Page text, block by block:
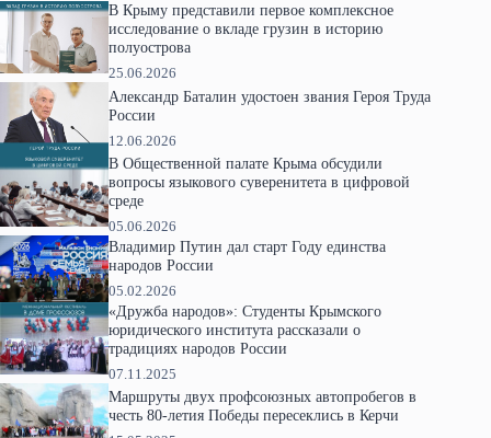
В Крыму представили первое комплексное
исследование о вкладе грузин в историю
полуострова
25.06.2026
Александр Баталин удостоен звания Героя Труда
России
12.06.2026
В Общественной палате Крыма обсудили
вопросы языкового суверенитета в цифровой
среде
05.06.2026
Владимир Путин дал старт Году единства
народов России
05.02.2026
«Дружба народов»: Студенты Крымского
юридического института рассказали о
традициях народов России
07.11.2025
Маршруты двух профсоюзных автопробегов в
честь 80-летия Победы пересеклись в Керчи